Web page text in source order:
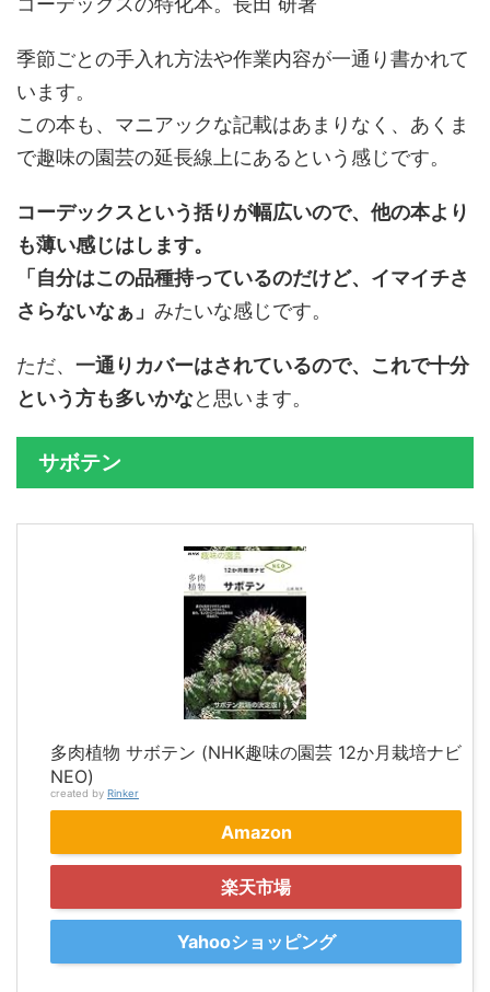
季節ごとの手入れ方法や作業内容が一通り書かれて
います。
この本も、マニアックな記載はあまりなく、あくま
で趣味の園芸の延長線上にあるという感じです。
コーデックスという括りが幅広いので、他の本より
も薄い感じはします。
「自分はこの品種持っているのだけど、イマイチさ
さらないなぁ」 みたいな感じです。
ただ、 一通りカバーはされているので、これで十分
という方も多いかなと思います。
サボテン
多肉植物 サボテン (NHK趣味の園芸 12か月栽培ナビ
NEO)
created by Rinker
Amazon
楽天市場
Yahooショッピング